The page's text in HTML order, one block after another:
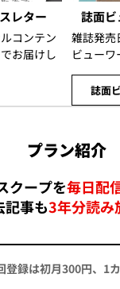
レター
コンテン
お届けし
誌面ビ
雑誌発売
ビューワ
誌面
プラン紹介
クープを毎日配
記事も3年分読み
登録は初月300円、1